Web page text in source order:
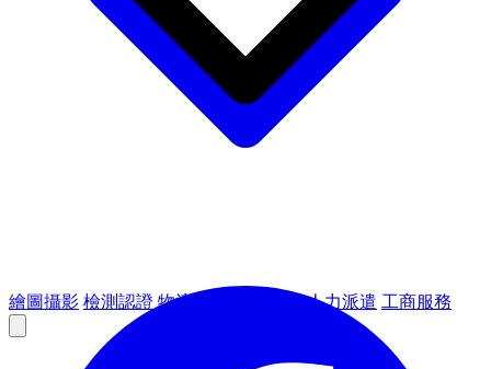
繪圖攝影 檢測認證 物流倉儲 人力派遣 工商服務